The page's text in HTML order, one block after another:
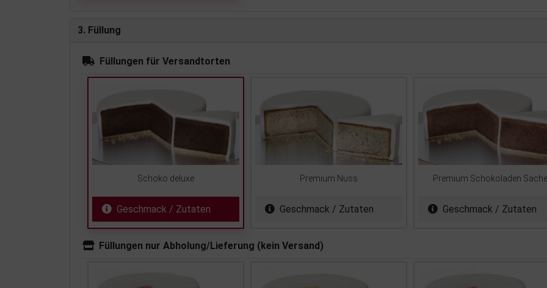
3. Füllung
Füllungen für Versandtorten
Schoko deluxe
Geschmack / Zutaten
Premium Nuss
Geschmack / Zutaten
Premium Schokoladen
Geschmack / Zutaten
Füllungen nur Abholung/Lieferung (kein Versand)